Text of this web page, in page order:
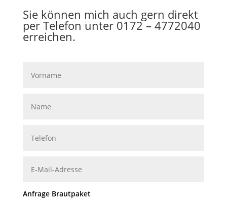
Sie können mich auch gern direkt
per Telefon unter 0172 – 4772040
erreichen.
Anfrage Brautpaket